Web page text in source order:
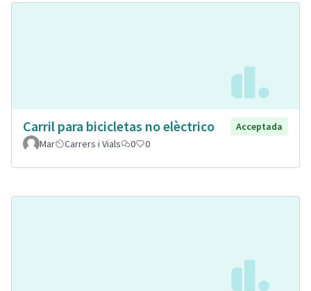
Carril para bicicletas no elèctrico
Acceptada
Mar
Carrers i Vials 0 0